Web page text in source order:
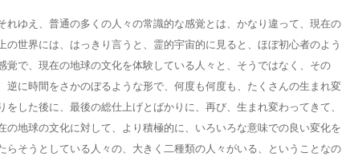
れゆえ、普通の多くの人々の常識的な感覚とは、かなり違って、現在の
の世界には、はっきり言うと、霊的宇宙的に見ると、ほぼ初心者のよう
覚で、現在の地球の文化を体験している人々と、そうではなく、その
逆に時間をさかのぼるような形で、何度も何度も、たくさんの生まれ変
をした後に、最後の総仕上げとばかりに、再び、生まれ変わってきて、
の地球の文化に対して、より積極的に、いろいろな意味での良い変化を
らそうとしている人々の、大きく二種類の人々がいる、ということなの